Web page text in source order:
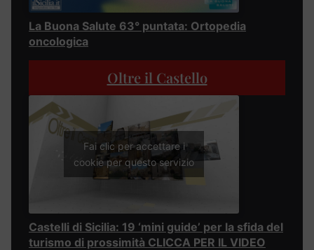
La Buona Salute 63° puntata: Ortopedia
oncologica
Oltre il Castello
Fai clic per accettare i
cookie per questo servizio
Castelli di Sicilia: 19 ‘mini guide’ per la sfida del
turismo di prossimità CLICCA PER IL VIDEO